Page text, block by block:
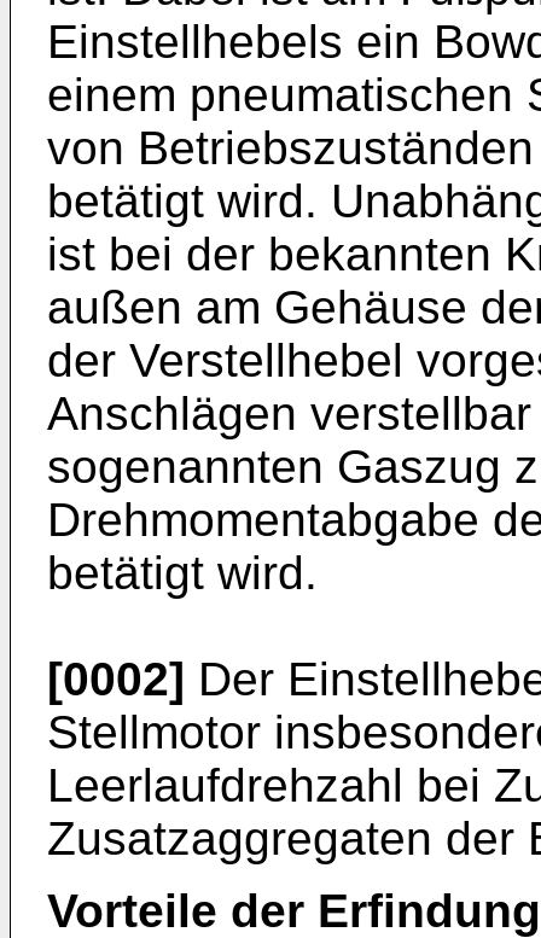
Einstellhebels ein
einem pneumatischen
von
betätigt wird.
ist bei der bekannten
außen am Gehäuse
der Verstellhebel
Anschlägen
sogenannten Gaszug
Drehmomentabgabe
betätigt wird.
[0002] Der
Stellmotor
Leerlaufdrehzahl bei
Zusatzaggregaten der
Vorteile der Erfindung